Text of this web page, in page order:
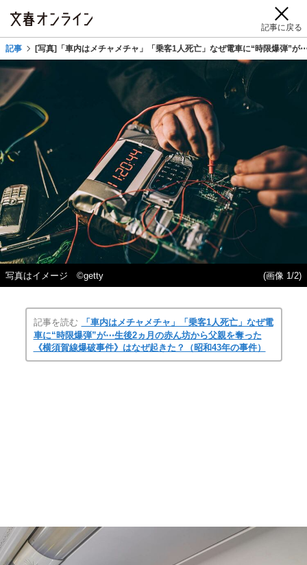
記事に戻る
記事 [写真]「車内はメチャメチャ」「乗客1人死亡」なぜ電車に“時限爆弾”
写真はイメージ ©getty (画像 1/2)
記事を読む
「車内はメチャメチャ」「乗客1人死亡」なぜ電
車に“時限爆弾”が⋯生後2ヵ月の赤ん坊から父親を奪った
《横須賀線爆破事件》はなぜ起きた？（昭和43年の事件）